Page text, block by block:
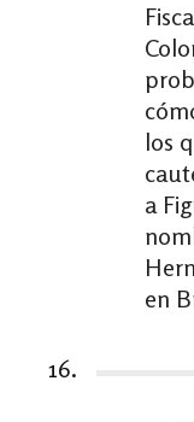
los
a
en
16.